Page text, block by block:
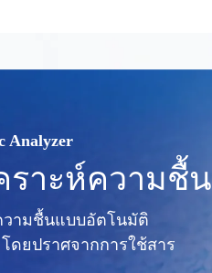
Analyzer
ราะห์ความชื้น
วามชื้นแบบอัตโนมัติ
ดยปราศจากการใช้สาร